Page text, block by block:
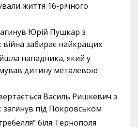
життя 16-річного
Юрій Пушкар з
забирає найкращих
нападника, який у
дитину металевою
Василь Ришкевич з
під Покровськом
біля Тернополя